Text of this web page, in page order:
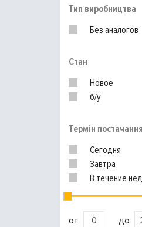
Тип виробництва
Без аналогов
Стан
Новое
б/у
Термін постачання
Сегодня
Завтра
В течение
от до